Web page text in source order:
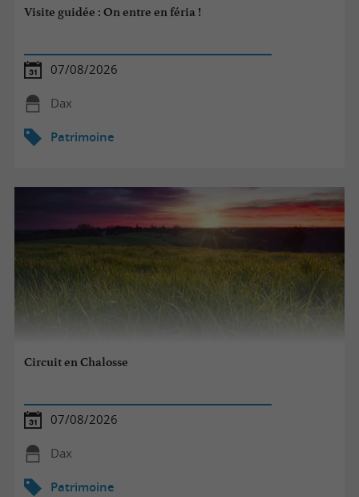
Visite guidée : On entre en féria !
07/08/2026
Dax
Patrimoine
Circuit en Chalosse
07/08/2026
Dax
Patrimoine